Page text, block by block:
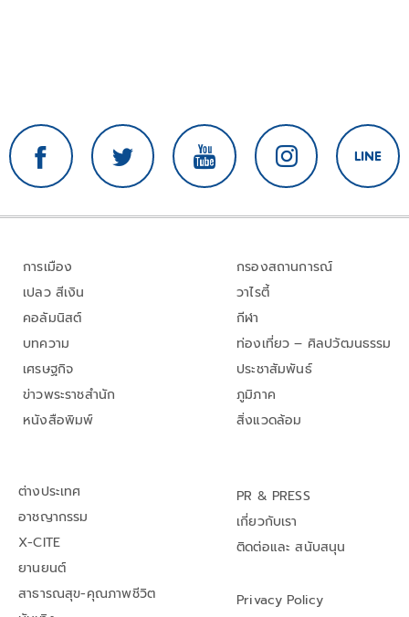
การเมือง
เปลว สีเงิน
คอลัมนิสต์
บทความ
เศรษฐกิจ
ข่าวพระราชสำนัก
หนังสือพิมพ์
กรองสถานการณ์
วาไรตี้
กีฬา
ท่องเที่ยว – ศิลปวัฒนธรรม
ประชาสัมพันธ์
ภูมิภาค
สิ่งแวดล้อม
ต่างประเทศ
อาชญากรรม
X-CITE
ยานยนต์
สาธารณสุข-คุณภาพชีวิต
PR & PRESS
เกี่ยวกับเรา
ติดต่อและ สนับสนุน
Privacy Policy